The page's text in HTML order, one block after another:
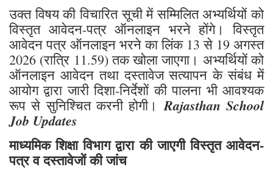
उक्त विषय की विचारित सूची में सम्मिलित अभ्यर्थियों को
विस्तृत आवेदन-पत्र ऑनलाइन भरने होंगे। विस्तृत
आवेदन पत्र ऑनलाइन भरने का लिंक 13 से 19 अगस्त
2026 (रात्रि 11.59) तक खोला जाएगा। अभ्यर्थियों को
ऑनलाइन आवेदन तथा दस्तावेज सत्यापन के संबंध में
आयोग द्वारा जारी दिशा-निर्देशों की पालना भी आवश्यक
रूप से सुनिश्चित करनी होगी।Rajasthan School
Job Updates
माध्यमिक शिक्षा विभाग द्वारा की जाएगी विस्तृत आवेदन-
पत्र व दस्तावेजों की जांच